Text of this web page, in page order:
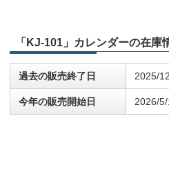
「KJ-101」カレンダーの在庫
過去の販売終了日 2025/
今年の販売開始日 2026/5/